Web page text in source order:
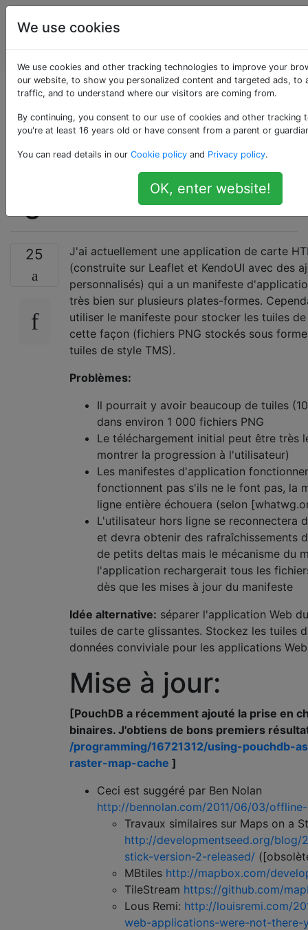
Systèmes
d'information
géographique
Base de données
pour les tuiles de
carte glissantes hors
25
J'ai actuellement une application de carte
(construite sur Leaflet et KendoUI avec des
personnalisés) qui a un manifeste
très bien sur plusieurs plates-formes.
utiliser le manifeste pour stocker les tuiles
cette façon (fichiers PNG stockés sous
tuiles de style TMS).
Problèmes:
Il pourrait y avoir beaucoup de tuiles
dans environ 1 000 fichiers PNG
Le téléchargement initial peut être très
montrer la progression à l'utilisateur)
Les manifestes d'application
fonctionnent pas s'ils ne le font pas, la
ligne entière échouera (selon
L'utilisateur hors ligne se reconnectera
et devra obtenir des rafraîchissements
de petits deltas mais le mécanisme du
l'application rechargerait tous les
dès que les mises à jour du manifeste
Idée alternative: séparer l'application Web
tuiles de carte glissantes. Stockez les tuiles
données conviviale pour les applications Web
Mise à jour:
[PouchDB a récemment ajouté la prise en
binaires. J'obtiens de bons premiers
/programming/16721312/using-pouchdb-
raster-map-cache ]
Ceci est suggéré par Ben Nolan
http://bennolan.com/2011/06/03/
Travaux similaires sur Maps on a
http://developmentseed.org/blog/
stick-version-2-released/
MBtiles http://mapbox.com/
TileStream https://github.com/
Lous Remi: http://louisremi.com/
web-applications-were-not-there-
We use cookies
We use cookies and other tracking technologies to improve your
our website, to show you personalized content and targeted ads, to
traffic, and to understand where our visitors are coming from.
By continuing, you consent to our use of cookies and other tracking
you're at least 16 years old or have consent from a parent or
You can read details in our Cookie policy and Privacy policy.
OK, enter website!